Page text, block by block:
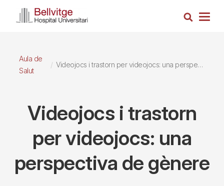
Cerca
Aula de
Salut
Videojocs i trastorn per videojocs: una perspectiva de gènere
Videojocs i trastorn
per videojocs: una
perspectiva de gènere